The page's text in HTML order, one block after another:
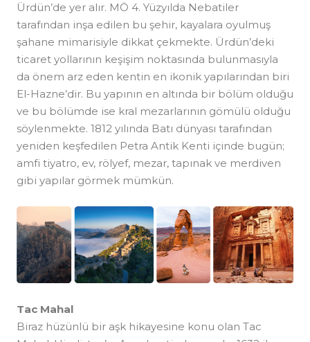
Ürdün’de yer alır. MÖ 4. Yüzyılda Nebatiler
tarafından inşa edilen bu şehir, kayalara oyulmuş
şahane mimarisiyle dikkat çekmekte. Ürdün’deki
ticaret yollarının keşişim noktasında bulunmasıyla
da önem arz eden kentin en ikonik yapılarından biri
El-Hazne’dir. Bu yapının en altında bir bölüm olduğu
ve bu bölümde ise kral mezarlarının gömülü olduğu
söylenmekte. 1812 yılında Batı dünyası tarafından
yeniden keşfedilen Petra Antik Kenti içinde bugün;
amfi tiyatro, ev, rölyef, mezar, tapınak ve merdiven
gibi yapılar görmek mümkün.
Tac Mahal
Biraz hüzünlü bir aşk hikayesine konu olan Tac